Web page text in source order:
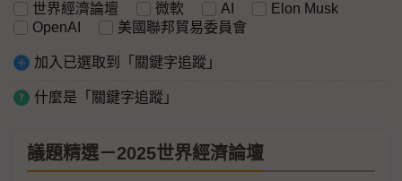
世界經濟論壇 微軟 AI
Elon Musk
OpenAI
美國聯邦貿易委員會
加入已選取到「關鍵字追蹤」
什麼是「關鍵字追蹤」
議題精選－2025世界經濟論壇